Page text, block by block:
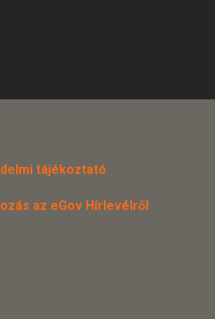
tájékoztató
az eGov Hírlevélről